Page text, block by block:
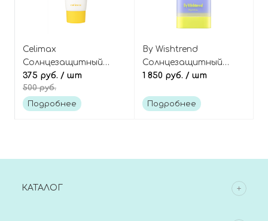
Celimax
Солнцезащитный
крем с ниацинамидом
(мини), Pore+Dark Spot
Brightening Care
375 руб. / шт
500 руб.
Подробнее
By Wishtrend
Солнцезащитный
стик с бакучиолом и
Smoothing Bakuchiol
1 850 руб. / шт
Подробнее
КАТАЛОГ